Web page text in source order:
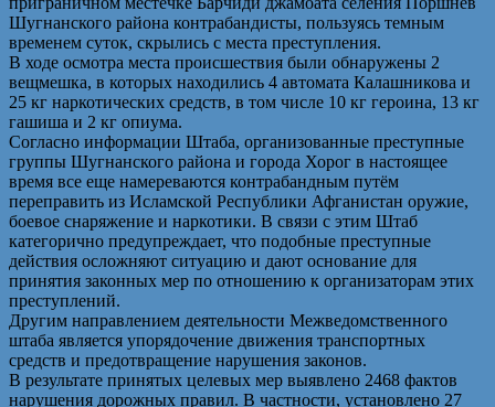
Шугнанского района контрабандисты, пользуясь темным
временем суток, скрылись с места преступления.
В ходе осмотра места происшествия были обнаружены 2
вещмешка, в которых находились 4 автомата Калашникова и
25 кг наркотических средств, в том числе 10 кг героина, 13 кг
гашиша и 2 кг опиума.
Согласно информации Штаба, организованные преступные
группы Шугнанского района и города Хорог в настоящее
время все еще намереваются контрабандным путём
переправить из Исламской Республики Афганистан оружие,
боевое снаряжение и наркотики. В связи с этим Штаб
категорично предупреждает, что подобные преступные
действия осложняют ситуацию и дают основание для
принятия законных мер по отношению к организаторам этих
преступлений.
Другим направлением деятельности Межведомственного
штаба является упорядочение движения транспортных
средств и предотвращение нарушения законов.
В результате принятых целевых мер выявлено 2468 фактов
нарушения дорожных правил. В частности, установлено 27